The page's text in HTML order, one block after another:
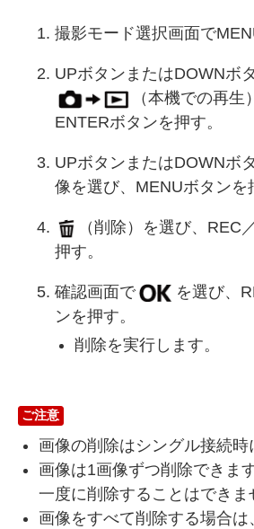
撮影モード選択画面で
UPボタンまたはDOWNボ
（本機での再生
ENTERボタンを押す。
UPボタンまたはDOWNボ
像を選び、MENUボタンを
（削除）を選び、REC
押す。
確認画面で
を選び、
ンを押す。
削除を実行します。
ご注意
画像の削除はシングル接続時
画像は1画像ずつ削除できま
一度に削除することはできま
画像をすべて削除する場合は